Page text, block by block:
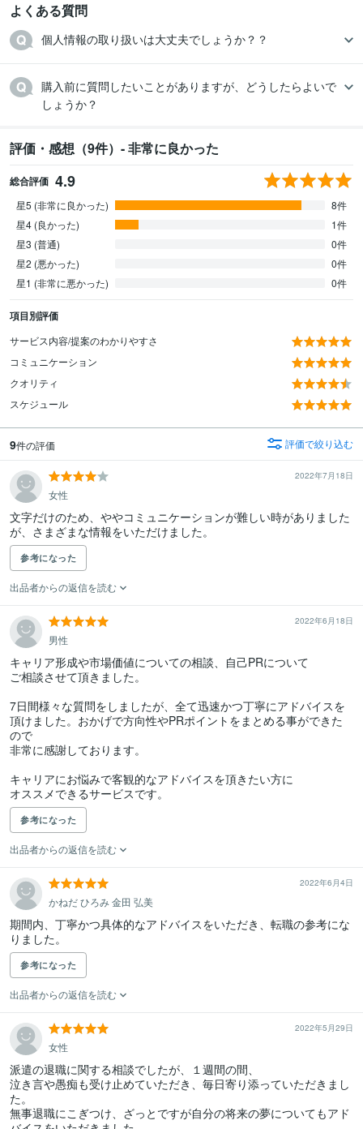
よくある質問
個人情報の取り扱いは大丈夫でしょうか？？
購入前に質問したいことがありますが、どうしたらよいで
しょうか？
評価・感想（9件）- 非常に良かった
総合評価 4.9
星5 (非常に良かった)
8件
星4 (良かった)
1件
星3 (普通)
0件
星2 (悪かった)
0件
星1 (非常に悪かった)
0件
項目別評価
サービス内容/提案のわかりやすさ
コミュニケーション
クオリティ
スケジュール
9件の評価 評価で絞り込む
2022年7月18日
女性
文字だけのため、ややコミュニケーションが難しい時がありました
が、さまざまな情報をいただけました。
参考になった
出品者からの返信を読む
2022年6月18日
男性
キャリア形成や市場価値についての相談、自己PRについて
ご相談させて頂きました。
7日間様々な質問をしましたが、全て迅速かつ丁寧にアドバイスを
頂けました。おかげで方向性やPRポイントをまとめる事ができた
ので
非常に感謝しております。
キャリアにお悩みで客観的なアドバイスを頂きたい方に
オススメできるサービスです。
参考になった
出品者からの返信を読む
2022年6月4日
かねだ ひろみ 金田 弘美
期間内、丁寧かつ具体的なアドバイスをいただき、転職の参考にな
りました。
参考になった
出品者からの返信を読む
2022年5月29日
女性
派遣の退職に関する相談でしたが、１週間の間、
泣き言や愚痴も受け止めていただき、毎日寄り添っていただきまし
た。
無事退職にこぎつけ、ざっとですが自分の将来の夢についてもアド